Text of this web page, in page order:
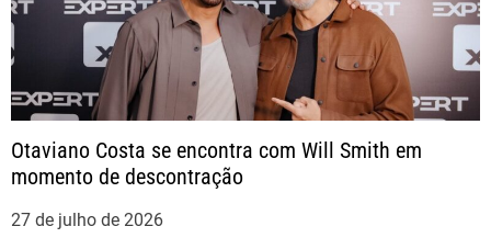
Otaviano Costa se encontra com Will Smith em
momento de descontração
27 de julho de 2026